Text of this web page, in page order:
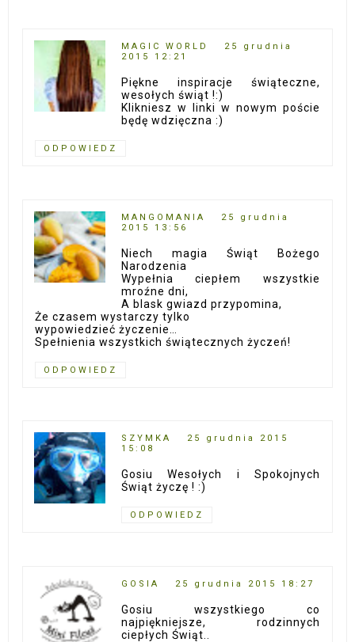
MAGIC WORLD
25 grudnia
2015 12:21
Piękne inspiracje świąteczne,
wesołych świąt !:)
Klikniesz w linki w nowym poście
będę wdzięczna :)
ODPOWIEDZ
MANGOMANIA
25 grudnia
2015 13:56
Niech magia Świąt Bożego
Narodzenia
Wypełnia ciepłem wszystkie
mroźne dni,
A blask gwiazd przypomina,
Że czasem wystarczy tylko
wypowiedzieć życzenie…
Spełnienia wszystkich świątecznych życzeń!
ODPOWIEDZ
SZYMKA
25 grudnia 2015
15:08
Gosiu Wesołych i Spokojnych
Świąt życzę ! :)
ODPOWIEDZ
GOSIA 25 grudnia 2015 18:27
Gosiu wszystkiego co
najpiękniejsze, rodzinnych
ciepłych Świąt..